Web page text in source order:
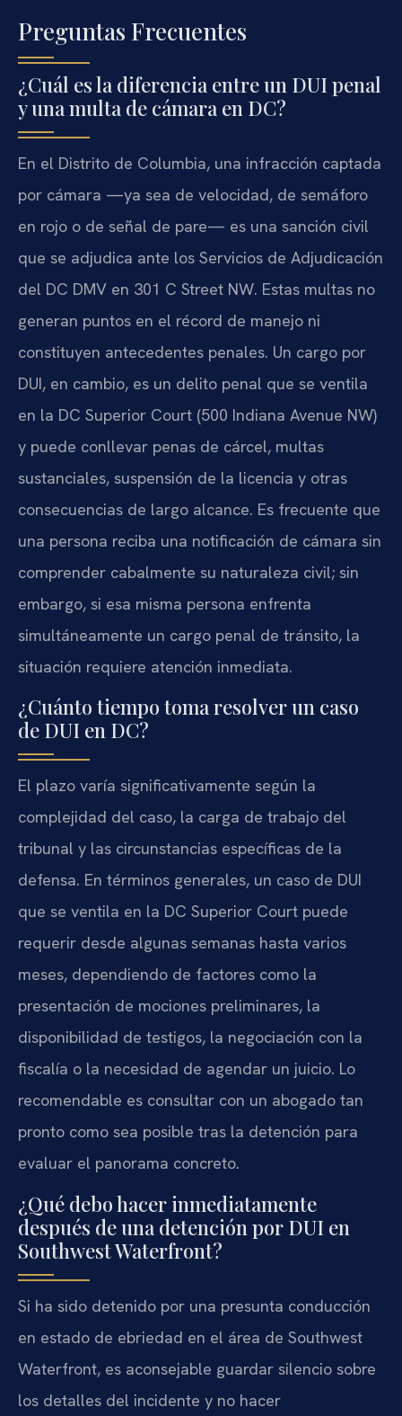
Preguntas Frecuentes
¿Cuál es la diferencia entre un DUI penal
y una multa de cámara en DC?
En el Distrito de Columbia, una infracción captada
por cámara —ya sea de velocidad, de semáforo
en rojo o de señal de pare— es una sanción civil
que se adjudica ante los Servicios de Adjudicación
del DC DMV en 301 C Street NW. Estas multas no
generan puntos en el récord de manejo ni
constituyen antecedentes penales. Un cargo por
DUI, en cambio, es un delito penal que se ventila
en la DC Superior Court (500 Indiana Avenue NW)
y puede conllevar penas de cárcel, multas
sustanciales, suspensión de la licencia y otras
consecuencias de largo alcance. Es frecuente que
una persona reciba una notificación de cámara sin
comprender cabalmente su naturaleza civil; sin
embargo, si esa misma persona enfrenta
simultáneamente un cargo penal de tránsito, la
situación requiere atención inmediata.
¿Cuánto tiempo toma resolver un caso
de DUI en DC?
El plazo varía significativamente según la
complejidad del caso, la carga de trabajo del
tribunal y las circunstancias específicas de la
defensa. En términos generales, un caso de DUI
que se ventila en la DC Superior Court puede
requerir desde algunas semanas hasta varios
meses, dependiendo de factores como la
presentación de mociones preliminares, la
disponibilidad de testigos, la negociación con la
fiscalía o la necesidad de agendar un juicio. Lo
recomendable es consultar con un abogado tan
pronto como sea posible tras la detención para
evaluar el panorama concreto.
¿Qué debo hacer inmediatamente
después de una detención por DUI en
Southwest Waterfront?
Si ha sido detenido por una presunta conducción
en estado de ebriedad en el área de Southwest
Waterfront, es aconsejable guardar silencio sobre
los detalles del incidente y no hacer